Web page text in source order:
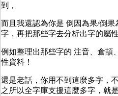
到，
而且我還認為你是 倒因為果/倒
字，再把那些字去分析出字的屬性
例如整理出那些字的 注音、倉頡
性資料！
還是老話，你用不到這麼多字，
之所以全字庫支援這麼多字，就